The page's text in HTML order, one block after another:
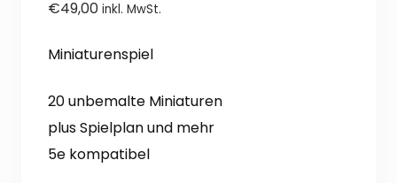
€49,00 inkl. MwSt.
Miniaturenspiel
20 unbemalte Miniaturen
plus Spielplan und mehr
5e kompatibel